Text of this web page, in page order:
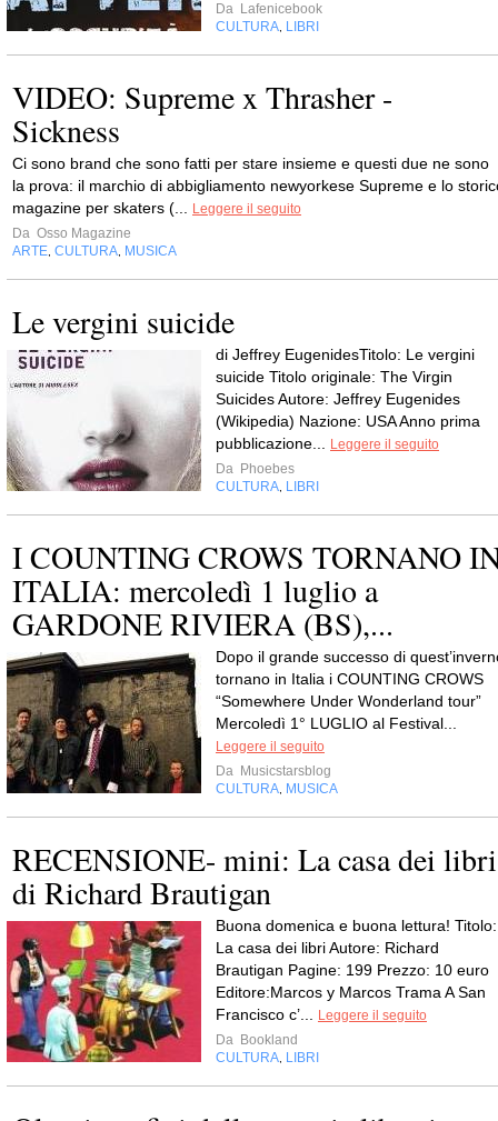
Da Lafenicebook
CULTURA LIBRI
VIDEO: Supreme x Thrasher -
Sickness
Ci sono brand che sono fatti per stare insieme e questi due ne sono
la prova: il marchio di abbigliamento newyorkese Supreme e lo
magazine per skaters (...
Leggere il seguito
Da Osso Magazine
ARTE CULTURA MUSICA
Le vergini suicide
di Jeffrey EugenidesTitolo: Le vergini
suicide Titolo originale: The Virgin
Suicides Autore: Jeffrey Eugenides
(Wikipedia) Nazione: USA Anno prima
pubblicazione...
Leggere il seguito
Da Phoebes
CULTURA LIBRI
I COUNTING CROWS TORNANO
ITALIA: mercoledì 1 luglio a
GARDONE RIVIERA (BS),...
Dopo il grande successo di
tornano in Italia i COUNTING CROWS
“Somewhere Under Wonderland tour”
Mercoledì 1° LUGLIO al Festival...
Leggere il seguito
Da Musicstarsblog
CULTURA MUSICA
RECENSIONE- mini: La casa dei libri
di Richard Brautigan
Buona domenica e buona lettura! Titolo:
La casa dei libri Autore: Richard
Brautigan Pagine: 199 Prezzo: 10 euro
Editore:Marcos y Marcos Trama A San
Francisco c’...
Leggere il seguito
Da Bookland
CULTURA LIBRI